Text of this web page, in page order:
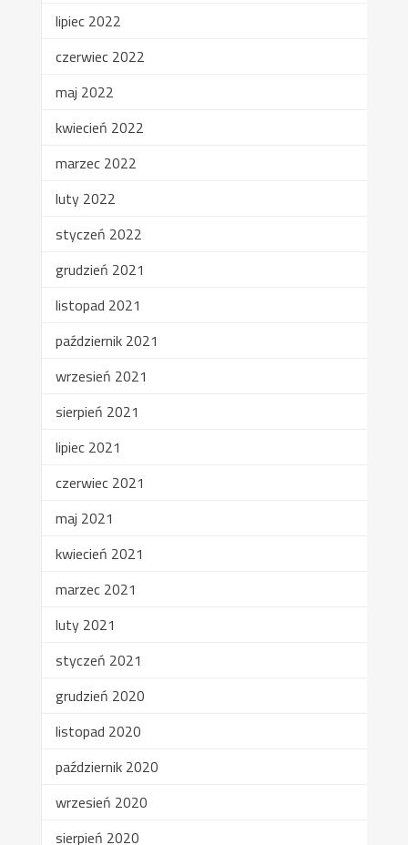
lipiec 2022
czerwiec 2022
maj 2022
kwiecień 2022
marzec 2022
luty 2022
styczeń 2022
grudzień 2021
listopad 2021
październik 2021
wrzesień 2021
sierpień 2021
lipiec 2021
czerwiec 2021
maj 2021
kwiecień 2021
marzec 2021
luty 2021
styczeń 2021
grudzień 2020
listopad 2020
październik 2020
wrzesień 2020
sierpień 2020